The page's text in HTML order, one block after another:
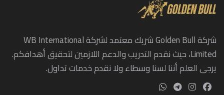
شركة Golden Bull شريك معتمد لشركة WB International
Limited، حيث نقدم التدريب والدعم اللازمين لتحقيق أهدافكم.
يرجى العلم أننا لسنا وسطاء ولا نقدم خدمات تداول.